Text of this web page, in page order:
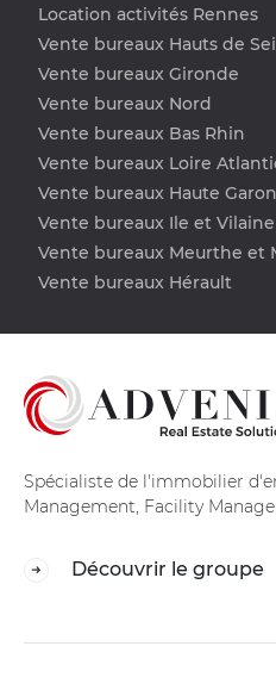
Location activités Rennes
Vente bureaux Hauts de
Vente bureaux Gironde
Vente bureaux Nord
Vente bureaux Bas Rhin
Vente bureaux Loire
Vente bureaux Haute
Vente bureaux Ile et Vilaine
Vente bureaux Meurthe et
Vente bureaux Hérault
Spécialiste de l'immobilier
Management, Facility
Découvrir le groupe